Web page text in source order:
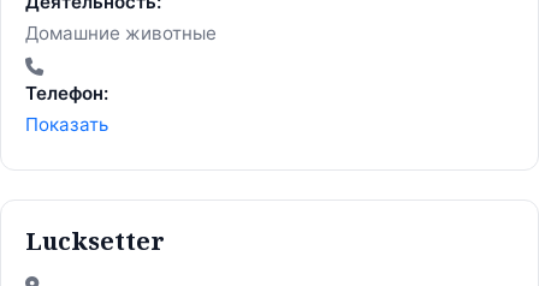
Домашние животные
Телефон:
Показать
Lucksetter